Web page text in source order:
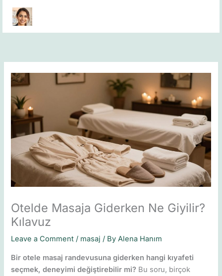
Skip
Otelde Masaja Giderken Ne Giyilir?
Kılavuz
Leave a Comment / masaj / ByAlena Hanım
Bir otele masaj randevusuna giderken hangi kıyafeti
seçmek, deneyimi değiştirebilir mi? Bu soru, birçok